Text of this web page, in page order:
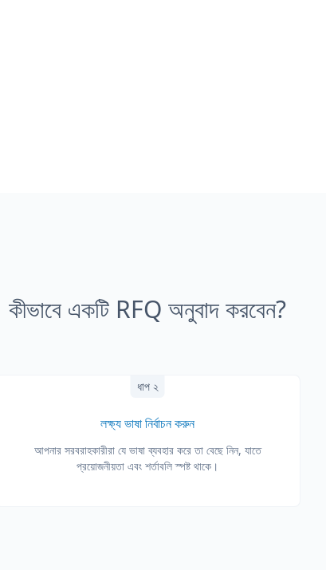
কীভাবে একটি RFQ অনুবাদ করবেন?
ধাপ ২
লক্ষ্য ভাষা নির্বাচন করুন
আপনার সরবরাহকারীরা যে ভাষা ব্যবহার করে তা বেছে নিন, যাতে
প্রয়োজনীয়তা এবং শর্তাবলি স্পষ্ট থাকে।